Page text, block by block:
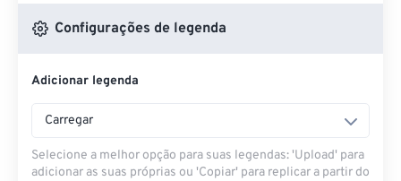
Configurações de legenda
Adicionar legenda
Carregar
Selecione a melhor opção para suas legendas: 'Upload' para
adicionar as suas próprias ou 'Copiar' para replicar a partir do